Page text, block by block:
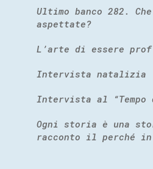
Ultimo banco 282.
aspettate?
L’arte di essere prof
Intervista natalizia
Intervista al
Ogni storia è una
racconto il perché in